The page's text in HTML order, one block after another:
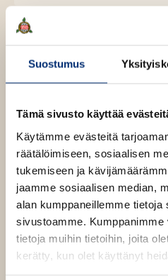
Suostumus
Tämä sivusto käyttää
Käytämme evästeitä
räätälöimiseen, sosiaalisen
tukemiseen ja
jaamme sosiaalisen median,
alan kumppaneillemme tietoja
sivustoamme. Kumppanimme
tietoja muihin tietoihin, joita
kerätty, kun olet käyttänyt
n
e
l
k
e
a
A
u
k
e
a
a
u
u
t
Vepe
Lue lisää tekijästä
V
e
p
e
H
ä